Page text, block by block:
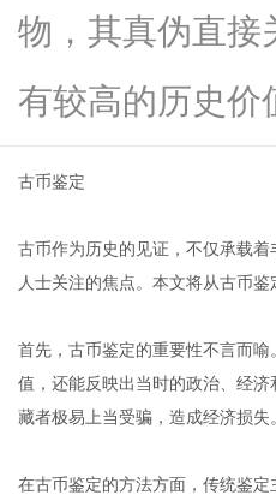
物，其真伪直接
有较高的历史价
古币鉴定
古币作为历史的见证，不仅承载
人士关注的焦点。本文将从古币
首先，古币鉴定的重要性不言而
值，还能反映出当时的政治、经
藏者极易上当受骗，造成经济损
在古币鉴定的方法方面，传统鉴